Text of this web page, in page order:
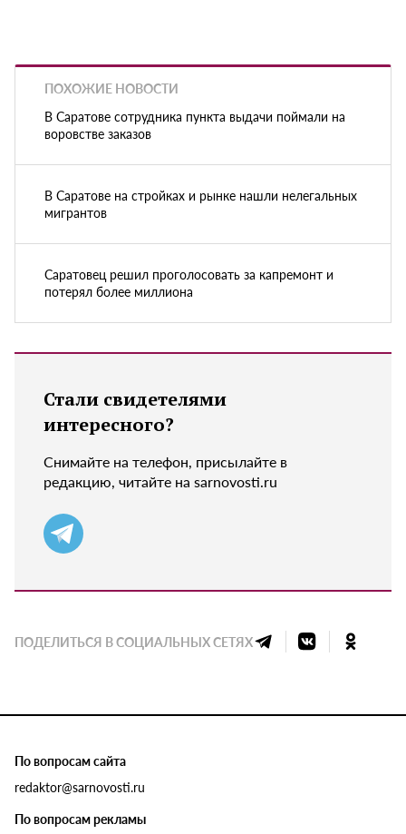
ПОХОЖИЕ НОВОСТИ
В Саратове сотрудника пункта выдачи поймали на
воровстве заказов
В Саратове на стройках и рынке нашли нелегальных
мигрантов
Саратовец решил проголосовать за капремонт и
потерял более миллиона
Стали свидетелями
интересного?
Снимайте на телефон, присылайте в
редакцию, читайте на sarnovosti.ru
ПОДЕЛИТЬСЯ В СОЦИАЛЬНЫХ СЕТЯХ
По вопросам сайта
redaktor@sarnovosti.ru
По вопросам рекламы